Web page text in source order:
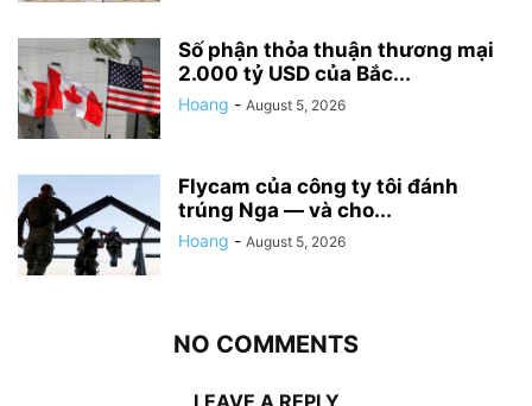
Số phận thỏa thuận thương mại
2.000 tỷ USD của Bắc...
Hoang - August 5, 2026
Flycam của công ty tôi đánh
trúng Nga — và cho...
Hoang - August 5, 2026
NO COMMENTS
LEAVE A REPLY